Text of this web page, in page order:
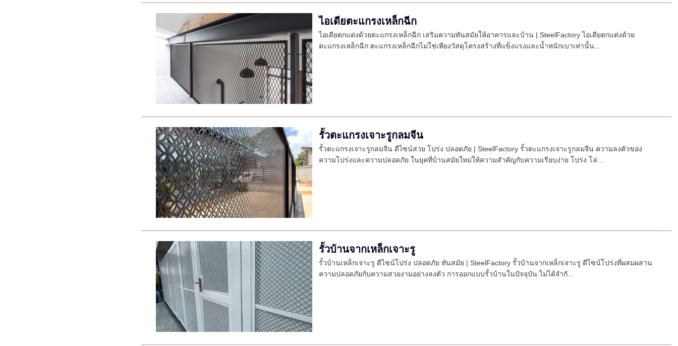
ไอเดียตะแกรงเหล็กฉีก
ไอเดียตกแต่งด้วยตะแกรงเหล็กฉีก เสริมความทันสมัยให้อาคารและบ้าน | SteelFactory ไอเดียตกแต่งด้วย
ตะแกรงเหล็กฉีก ตะแกรงเหล็กฉีกไม่ใช่เพียงวัสดุโครงสร้างที่แข็งแรงและน้ำหนักเบาเท่านั้น...
รั้วตะแกรงเจาะรูกลมจีน
รั้วตะแกรงเจาะรูกลมจีน ดีไซน์สวย โปร่ง ปลอดภัย | SteelFactory รั้วตะแกรงเจาะรูกลมจีน ความลงตัวของ
ความโปร่งและความปลอดภัย ในยุคที่บ้านสมัยใหม่ให้ความสำคัญกับความเรียบง่าย โปร่ง โล่...
รั้วบ้านจากเหล็กเจาะรู
รั้วบ้านเหล็กเจาะรู ดีไซน์โปร่ง ปลอดภัย ทันสมัย | SteelFactory รั้วบ้านจากเหล็กเจาะรู ดีไซน์โปร่งที่ผสมผสาน
ความปลอดภัยกับความสวยงามอย่างลงตัว การออกแบบรั้วบ้านในปัจจุบัน ไม่ได้จำกั...